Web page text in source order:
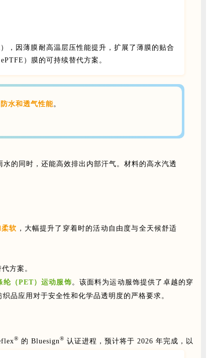
，因薄膜耐高温层压性能提升，扩展了薄膜的贴合
）膜的可持续替代方案。
水和透气性能。
水的同时，还能高效排出内部汗气。材料的高水汽透
软 ，大幅提升了穿着时的活动自由度与全天候舒适
方案。
纶（PET）运动服饰。该面料为运动服饰提供了卓越的穿
品应用对于安全性和化学品透明度的严格要求。
® 的 Bluesign® 认证进程，预计将于 2026 年完成，以